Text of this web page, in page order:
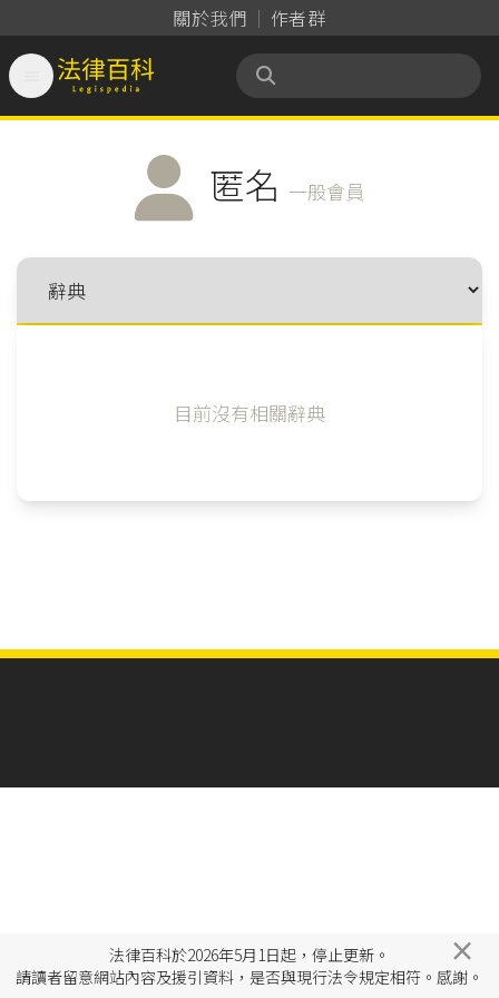
關於我們 作者群
法律百科 Legispedia
匿名 一般會員
目前沒有相關辭典
法律百科於2026年5月1日起，停止更新。
請讀者留意網站內容及援引資料，是否與現行法令規定相符。感謝。
×